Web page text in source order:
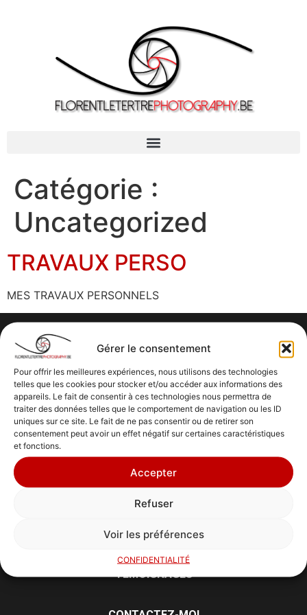
Gérer le consentement
Pour offrir les meilleures expériences, nous utilisons des technologies
telles que les cookies pour stocker et/ou accéder aux informations des
appareils. Le fait de consentir à ces technologies nous permettra de
traiter des données telles que le comportement de navigation ou les ID
uniques sur ce site. Le fait de ne pas consentir ou de retirer son
consentement peut avoir un effet négatif sur certaines caractéristiques
et fonctions.
Accepter
Refuser
Voir les préférences
CONFIDENTIALITÉ
Catégorie :
Uncategorized
TRAVAUX PERSO
MES TRAVAUX PERSONNELS
SERVICES
MARIAGE
COUPLE
PRODUIT
TÉMOIGNAGES